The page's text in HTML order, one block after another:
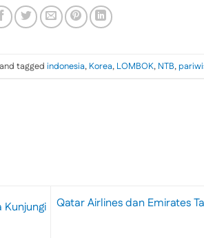
and tagged indonesia, Korea, LOMBOK, NTB,
Kunjungi
Qatar Airlines dan Emirates